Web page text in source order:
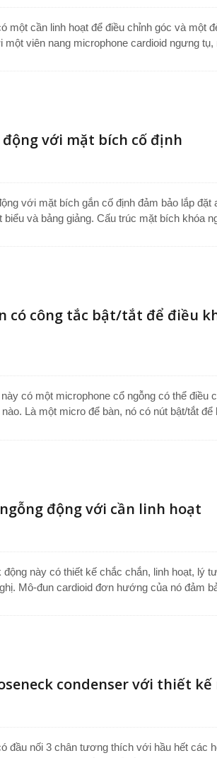
một cần linh hoạt để điều chỉnh góc và một
một viên nang microphone cardioid ngưng tụ,
PA và các môi trường công cộng hoặc giao
với mặt bích cố định
với mặt bích gắn cố định đảm bảo lắp đặt
biểu và bảng giảng. Cấu trúc mặt bích khóa
xác, trong khi viên nang động cardioid thu
có công tắc bật/tắt để điều
có một microphone cổ ngỗng có thể điều
Là một micro để bàn, nó có nút bật/tắt
bảo sử dụng lâu dài, hoàn hảo cho
động với cần linh hoạt
này có thiết kế chắc chắn, linh hoạt, lý
Mô-đun cardioid đơn hướng của nó đảm
chuẩn là 343mm, tổng chiều dài 500mm.
condenser với thiết kế
đầu nối 3 chân tương thích với hầu hết các